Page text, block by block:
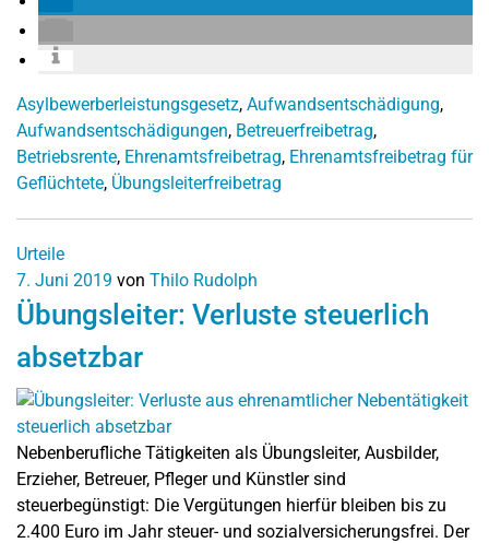
Asylbewerberleistungsgesetz, Aufwandsentschädigung,
Aufwandsentschädigungen, Betreuerfreibetrag,
Betriebsrente, Ehrenamtsfreibetrag, Ehrenamtsfreibetrag für
Geflüchtete, Übungsleiterfreibetrag
Urteile
7. Juni 2019 von Thilo Rudolph
Übungsleiter: Verluste steuerlich
absetzbar
Nebenberufliche Tätigkeiten als Übungsleiter, Ausbilder,
Erzieher, Betreuer, Pfleger und Künstler sind
steuerbegünstigt: Die Vergütungen hierfür bleiben bis zu
2.400 Euro im Jahr steuer- und sozialversicherungsfrei. Der